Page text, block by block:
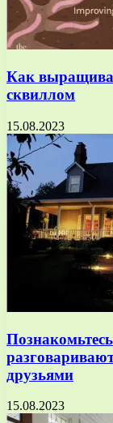
Как
сквиллом
15.08.2023
друзьями
15.08.2023